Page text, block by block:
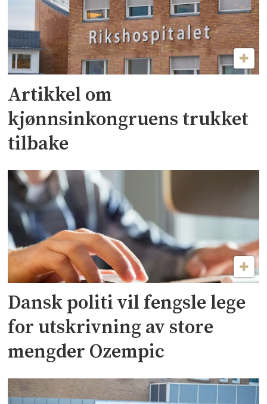
Artikkel om
kjønnsinkongruens trukket
tilbake
Dansk politi vil fengsle lege
for utskrivning av store
mengder Ozempic